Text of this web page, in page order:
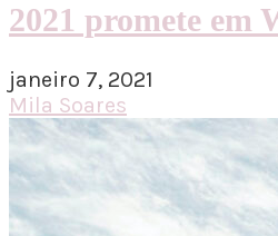
2021 promete em
janeiro 7, 2021
Mila Soares